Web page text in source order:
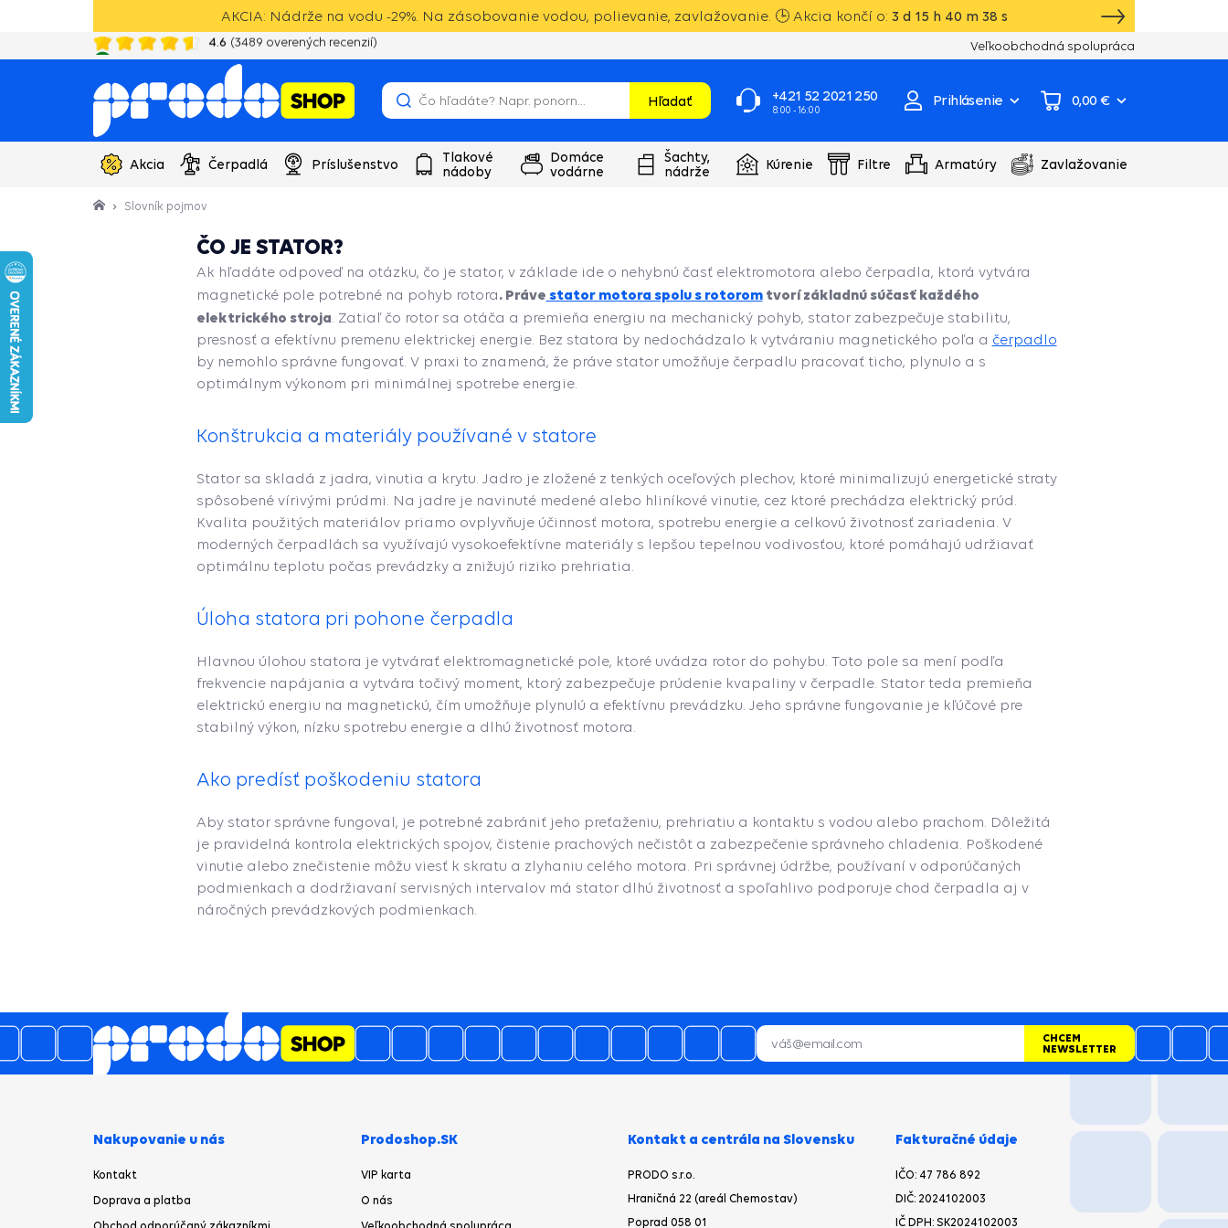
AKCIA: Nádrže na vodu -29%. Na zásobovanie vodou, polievanie, zavlažovanie. 🕒 Akcia končí o: 3 d 15 h 40 m 38 s
4.6 (3489overených recenzií)
20 rokov skúseností s vodotechnikou Vlastný sklad, výroba, servisné centrum
Veľkoobchodná spolupráca
Hľadať +421 52 2021 250
8:00 - 16:00
Prihlásenie 0,00 €
Akcia Čerpadlá Príslušenstvo
Tlakové
nádoby
Domáce
vodárne
Šachty,
nádrže
Kúrenie Filtre Armatúry Zavlažovanie
Slovník pojmov
ČO JE STATOR?
Ak hľadáte odpoveď na otázku, čo je stator, v základe ide o nehybnú časť elektromotora alebo čerpadla, ktorá vytvára
magnetické pole potrebné na pohyb rotora. Práve stator motora spolu s rotoromtvorí základnú súčasť každého
elektrického stroja . Zatiaľ čo rotor sa otáča a premieňa energiu na mechanický pohyb, stator zabezpečuje stabilitu,
presnosť a efektívnu premenu elektrickej energie. Bez statora by nedochádzalo k vytváraniu magnetického poľa a čerpadlo
by nemohlo správne fungovať. V praxi to znamená, že práve stator umožňuje čerpadlu pracovať ticho, plynulo a s
optimálnym výkonom pri minimálnej spotrebe energie.
Konštrukcia a materiály používané v statore
Stator sa skladá z jadra, vinutia a krytu. Jadro je zložené z tenkých oceľových plechov, ktoré minimalizujú energetické straty
spôsobené vírivými prúdmi. Na jadre je navinuté medené alebo hliníkové vinutie, cez ktoré prechádza elektrický prúd.
Kvalita použitých materiálov priamo ovplyvňuje účinnosť motora, spotrebu energie a celkovú životnosť zariadenia. V
moderných čerpadlách sa využívajú vysokoefektívne materiály s lepšou tepelnou vodivosťou, ktoré pomáhajú udržiavať
optimálnu teplotu počas prevádzky a znižujú riziko prehriatia.
Úloha statora pri pohone čerpadla
Hlavnou úlohou statora je vytvárať elektromagnetické pole, ktoré uvádza rotor do pohybu. Toto pole sa mení podľa
frekvencie napájania a vytvára točivý moment, ktorý zabezpečuje prúdenie kvapaliny v čerpadle. Stator teda premieňa
elektrickú energiu na magnetickú, čím umožňuje plynulú a efektívnu prevádzku. Jeho správne fungovanie je kľúčové pre
stabilný výkon, nízku spotrebu energie a dlhú životnosť motora.
Ako predísť poškodeniu statora
Aby stator správne fungoval, je potrebné zabrániť jeho preťaženiu, prehriatiu a kontaktu s vodou alebo prachom. Dôležitá
je pravidelná kontrola elektrických spojov, čistenie prachových nečistôt a zabezpečenie správneho chladenia. Poškodené
vinutie alebo znečistenie môžu viesť k skratu a zlyhaniu celého motora. Pri správnej údržbe, používaní v odporúčaných
podmienkach a dodržiavaní servisných intervalov má stator dlhú životnosť a spoľahlivo podporuje chod čerpadla aj v
náročných prevádzkových podmienkach.
CHCEM
NEWSLETTER
Nakupovanie u nás
Kontakt
Doprava a platba
Prodoshop.SK
VIP karta
O nás
Kontakt a centrála na Slovensku
PRODO s.r.o.
Hraničná 22 (areál Chemostav)
Poprad 058 01
Fakturačné údaje
IČO: 47 786 892
DIČ: 2024102003
IČ DPH: SK2024102003